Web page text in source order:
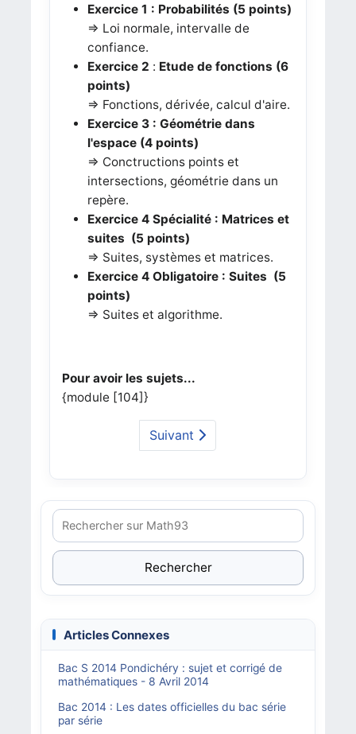
Exercice 1 : Probabilités (5 points)
=> Loi normale, intervalle de
confiance.
Exercice 2 : Etude de fonctions (6
points)
=> Fonctions, dérivée, calcul d'aire.
Exercice 3 : Géométrie dans
l'espace (4 points)
=> Conctructions points et
intersections, géométrie dans un
repère.
Exercice 4 Spécialité : Matrices et
suites (5 points)
=> Suites, systèmes et matrices.
Exercice 4 Obligatoire : Suites (5
points)
=> Suites et algorithme.
Pour avoir les sujets...
{module [104]}
Suivant
Rechercher
Articles Connexes
Bac S 2014 Pondichéry : sujet et corrigé de
mathématiques - 8 Avril 2014
Bac 2014 : Les dates officielles du bac série
par série